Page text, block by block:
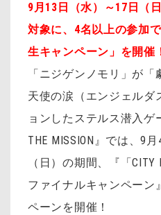
9月13日（水）～17日（
対象に、4名以上の参加
生キャンペーン」を開催
「ニジゲンノモリ」が
天使の涙（エンジェルダ
ョンしたステルス潜入ゲ
THE MISSION』では、9
（日）の期間、『「CITY
ファイナルキャンペーン
ペーンを開催！